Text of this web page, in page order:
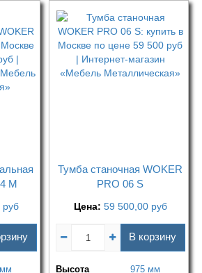
M
руб
Тумба станочная WOKER
PRO 06 S
Цена: 59 500,00 руб
В корзину
Высота
975 мм